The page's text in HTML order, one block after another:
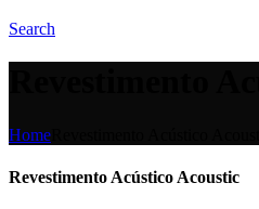
Search
Home
Revestimento Acústico Acoustic